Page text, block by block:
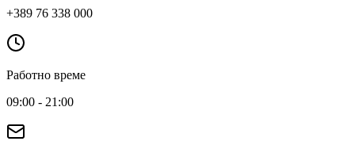
+389 76 338 000
Работно време
09:00 - 21:00